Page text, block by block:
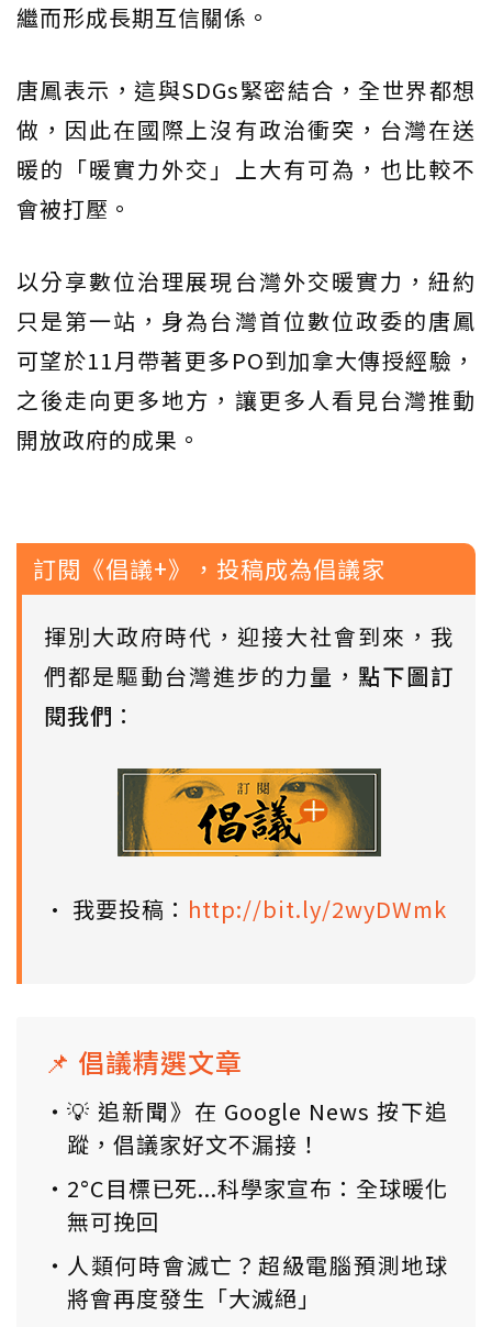
繼而形成長期互信關係。
唐鳳表示，這與SDGs緊密結合，全世界都想
做，因此在國際上沒有政治衝突，台灣在送
暖的「暖實力外交」上大有可為，也比較不
會被打壓。
以分享數位治理展現台灣外交暖實力，紐約
只是第一站，身為台灣首位數位政委的唐鳳
可望於11月帶著更多PO到加拿大傳授經驗，
之後走向更多地方，讓更多人看見台灣推動
開放政府的成果。
訂閱《倡議+》，投稿成為倡議家
揮別大政府時代，迎接大社會到來，我
們都是驅動台灣進步的力量， 點下圖訂
閱我們 ：
• 我要投稿： http://bit.ly/2wyDWmk
📌 倡議精選文章
💡 追新聞》在 Google News 按下追
蹤，倡議家好文不漏接！
2°C目標已死...科學家宣布：全球暖化
無可挽回
人類何時會滅亡？超級電腦預測地球
將會再度發生「大滅絕」